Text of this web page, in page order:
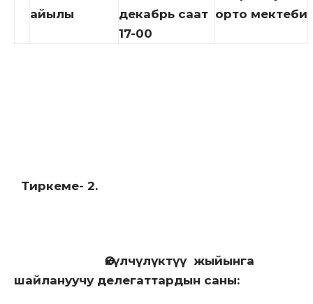
айылы
декабрь саат
17-00
орто мектеби
Тиркеме- 2.
Өкүлчүлүктүү жыйынга
шайлануучу делегаттардын саны: